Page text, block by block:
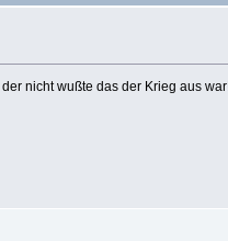
nicht wußte das der Krieg aus